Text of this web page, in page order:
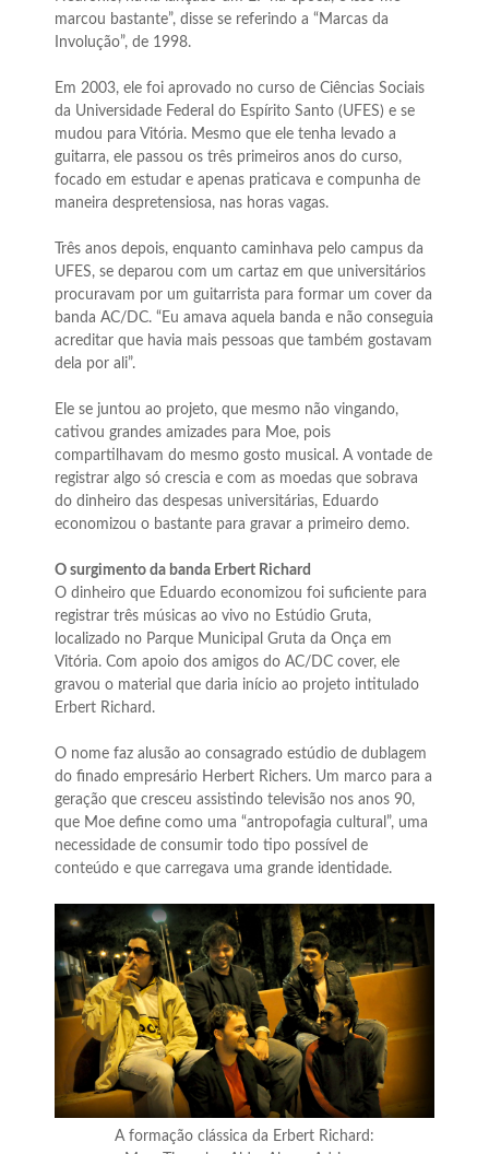
marcou bastante”, disse se referindo a “Marcas da
Involução”, de 1998.
Em 2003, ele foi aprovado no curso de Ciências Sociais
da Universidade Federal do Espírito Santo (UFES) e se
mudou para Vitória. Mesmo que ele tenha levado a
guitarra, ele passou os três primeiros anos do curso,
focado em estudar e apenas praticava e compunha de
maneira despretensiosa, nas horas vagas.
Três anos depois, enquanto caminhava pelo campus da
UFES, se deparou com um cartaz em que universitários
procuravam por um guitarrista para formar um cover da
banda AC/DC. “Eu amava aquela banda e não conseguia
acreditar que havia mais pessoas que também gostavam
dela por ali”.
Ele se juntou ao projeto, que mesmo não vingando,
cativou grandes amizades para Moe, pois
compartilhavam do mesmo gosto musical. A vontade de
registrar algo só crescia e com as moedas que sobrava
do dinheiro das despesas universitárias, Eduardo
economizou o bastante para gravar a primeiro demo.
O surgimento da banda Erbert Richard
O dinheiro que Eduardo economizou foi suficiente para
registrar três músicas ao vivo no Estúdio Gruta,
localizado no Parque Municipal Gruta da Onça em
Vitória. Com apoio dos amigos do AC/DC cover, ele
gravou o material que daria início ao projeto intitulado
Erbert Richard.
O nome faz alusão ao consagrado estúdio de dublagem
do finado empresário Herbert Richers. Um marco para a
geração que cresceu assistindo televisão nos anos 90,
que Moe define como uma “antropofagia cultural”, uma
necessidade de consumir todo tipo possível de
conteúdo e que carregava uma grande identidade.
A formação clássica da Erbert Richard: